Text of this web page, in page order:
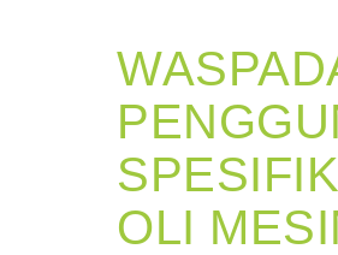
OLI